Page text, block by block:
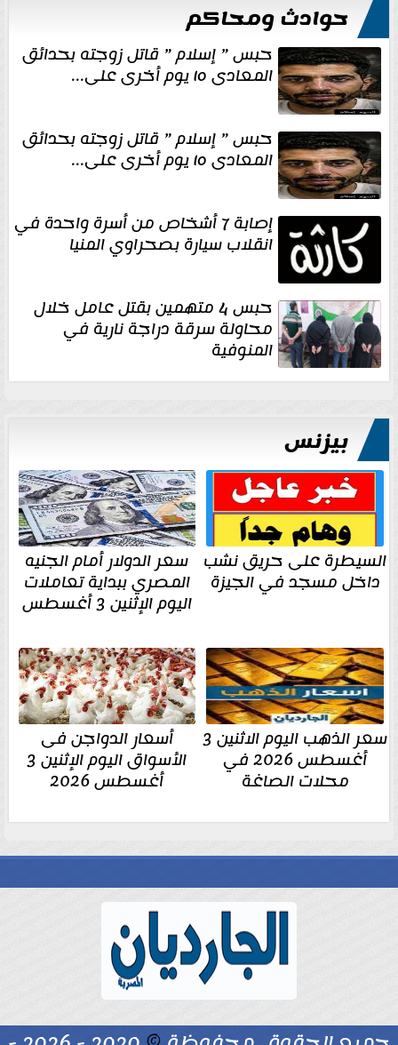
حوادث ومحاكم
حبس ” إسلام ” قاتل زوجته بحدائق
المعادى ١٥ يوم أخرى على...
حبس ” إسلام ” قاتل زوجته بحدائق
المعادى ١٥ يوم أخرى على...
إصابة 7 أشخاص من أسرة واحدة في
انقلاب سيارة بصحراوي المنيا
حبس 4 متهمين بقتل عامل خلال
محاولة سرقة دراجة نارية في
المنوفية
بيزنس
السيطرة على حريق نشب
داخل مسجد في الجيزة
سعر الدولار أمام الجنيه
المصري ببداية تعاملات
اليوم الإثنين 3 أغسطس
سعر الذهب اليوم الاثنين 3
أغسطس 2026 في
محلات الصاغة
أسعار الدواجن فى
الأسواق اليوم الإثنين 3
أغسطس 2026